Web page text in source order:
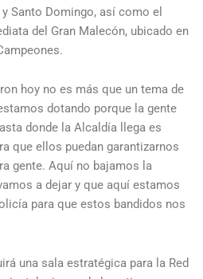
Santo Domingo, así como el
del Gran Malecón, ubicado en
hoy no es más que un tema de
dotando porque la gente
donde la Alcaldía llega es
que ellos puedan garantizarnos
gente. Aquí no bajamos la
a dejar y que aquí estamos
para que estos bandidos nos
una sala estratégica para la Red